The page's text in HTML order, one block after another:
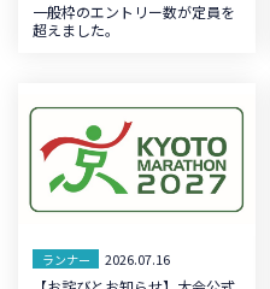
一般枠のエントリー数が定員を
超えました。
ランナー 2026.07.16